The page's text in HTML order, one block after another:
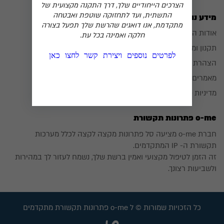
מידע נוסף
אודות החברה
תקנון ומדיניות אתר
הצהרת נגישות
מאמרים
מדיניות פרטיות
o-me פתרונות תקשורת
חברת o-me מציעה סל פתרונות מקצה לקצה לכלל מערכות
תקשורת ה- IP המתקדמים.
זה הזמן לטיפול מקצועי ואמין ברשת שלך, נשמח לעזור לך במהירות
ולשביעות רצונך.
כל הזכויות שמורות © ל o-me פתרונות תקשורת מתקדמים
הצרכים הייחודיים שלך, דרך התקנה מקצועית של
התשתית, ועד לתחזוקה שוטפת ואבטחה
מתקדמת, אנו דואגים שהרשת שלך תפעל בצורה
חלקה ואמינה בכל עת.
לפרטים נוספים ויצירת קשר לחצו כאן